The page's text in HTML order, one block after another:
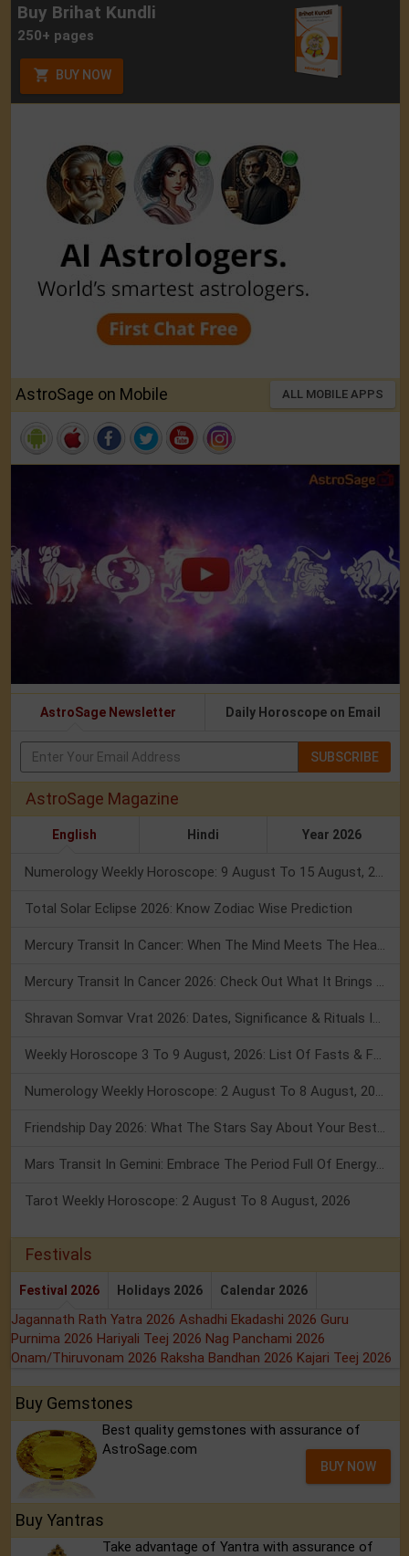
Buy Brihat Kundli
250+ pages
BUY NOW
AstroSage on Mobile ALL MOBILE APPS
AstroSage Newsletter Daily Horoscope on Email
SUBSCRIBE
AstroSage Magazine
English Hindi Year 2026
Total Solar Eclipse 2026: Know Zodiac Wise Prediction
Tarot Weekly Horoscope: 2 August To 8 August, 2026
Festivals
Festival 2026 Holidays 2026 Calendar 2026
Jagannath Rath Yatra 2026 Ashadhi Ekadashi 2026 Guru
Purnima 2026 Hariyali Teej 2026 Nag Panchami 2026
Onam/Thiruvonam 2026 Raksha Bandhan 2026 Kajari Teej 2026
Buy Gemstones
Best quality gemstones with assurance of
AstroSage.com
BUY NOW
Buy Yantras
Take advantage of Yantra with assurance of